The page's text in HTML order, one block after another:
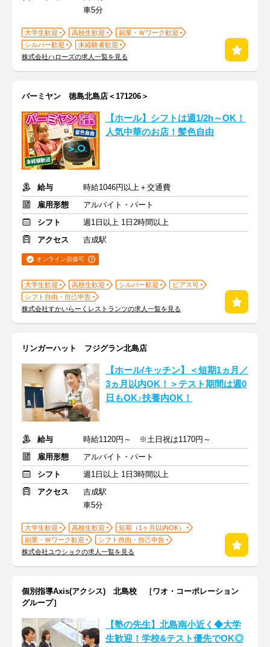
車5分
大学生歓迎 高校生歓迎
副業・Ｗワーク歓迎
シルバー歓迎
未経験者歓迎
株式会社ハローズの求人一覧を見る
バーミヤン 徳島北島店＜171206＞
【ホール】シフトは週1/2h～OK！
人気中華のお店！髪色自由
給与
時給1046円以上＋交通費
雇用形態
アルバイト・パート
シフト
週1日以上 1日2時間以上
アクセス
吉成駅
オンライン面接可
大学生歓迎 高校生歓迎 シルバー歓迎
ピアス可
シフト自由・自己申告
株式会社すかいらーくレストランツの求人一覧を見る
リンガーハット フジグラン北島店
【ホール/キッチン】＜短期1ヵ月／
3ヵ月以内OK！＞テスト期間は週0
日もOK♪扶養内OK！
給与
時給1120円～ ※土日祝は1170円～
雇用形態
アルバイト・パート
シフト
週1日以上 1日3時間以上
アクセス
吉成駅
車5分
大学生歓迎 高校生歓迎
短期（1ヶ月以内OK）
副業・Ｗワーク歓迎
シフト自由・自己申告
株式会社ユウショクの求人一覧を見る
個別指導Axis(アクシス) 北島校 ［ワオ・コーポレーション
グループ］
【塾の先生】北島南小近く◆大学
生歓迎！学校&テスト優先でOK◎